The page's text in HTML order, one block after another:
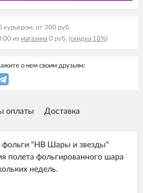
курьером, от 300 руб.
из магазина 0 руб. (скидка 10%)
о нем своим друзьям:
оплаты Доставка
"HB Шары и звезды"
полета фольгированного шара
недель.